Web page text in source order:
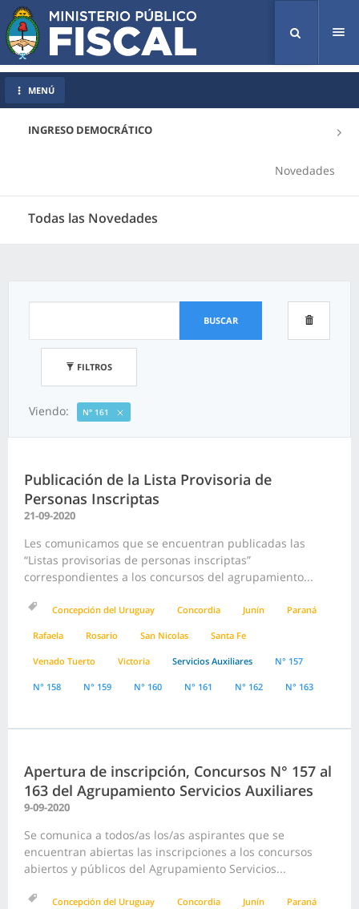
INGRESO DEMOCRÁTICO
Novedades
Todas las Novedades
MENÚ
BUSCAR
FILTROS
Viendo: N° 161
Publicación de la Lista Provisoria de
Personas Inscriptas
21-09-2020
Les comunicamos que se encuentran publicadas las
“Listas provisorias de personas inscriptas”
correspondientes a los concursos del agrupamiento...
Concepción del Uruguay Concordia Junín Paraná
Rafaela Rosario San Nicolas Santa Fe
Venado Tuerto Victoria Servicios Auxiliares N° 157
N° 158 N° 159 N° 160 N° 161 N° 162 N° 163
Apertura de inscripción, Concursos N° 157 al
163 del Agrupamiento Servicios Auxiliares
9-09-2020
Se comunica a todos/as los/as aspirantes que se
encuentran abiertas las inscripciones a los concursos
abiertos y públicos del Agrupamiento Servicios...
Concepción del Uruguay Concordia Junín Paraná